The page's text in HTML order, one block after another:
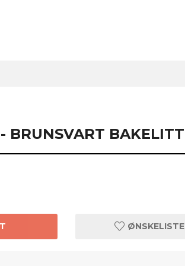
BRUNSVART BAKELITT
ØNSKELISTE